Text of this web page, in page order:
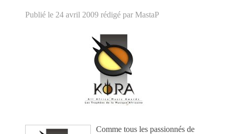
Publié le 24 avril 2009 rédigé par MastaP
Comme tous les passionnés de